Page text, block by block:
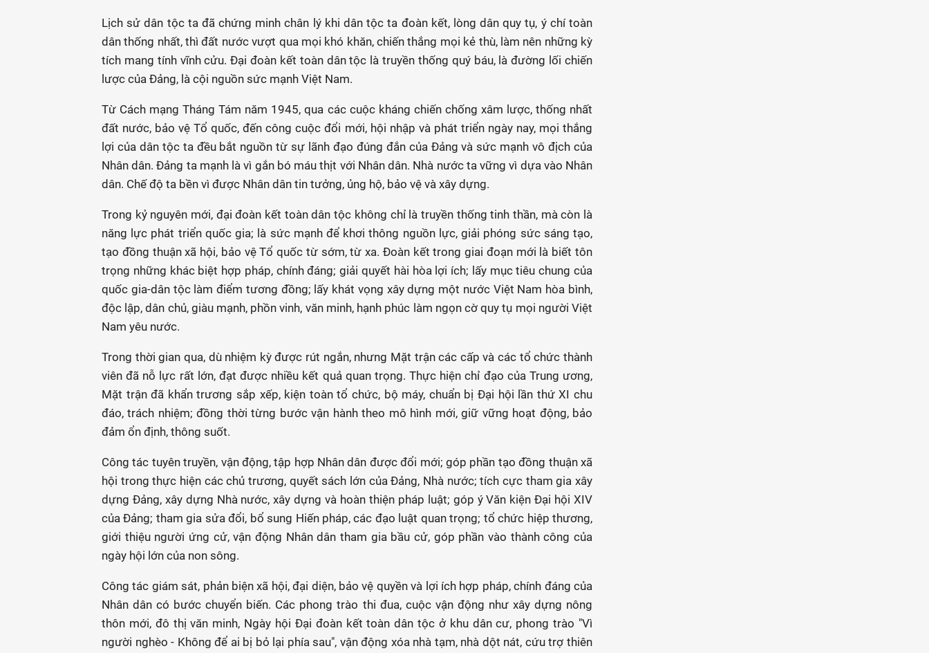
Lịch sử dân tộc ta đã chứng minh chân lý khi dân tộc ta đoàn kết, lòng dân quy tụ, ý chí toàn
dân thống nhất, thì đất nước vượt qua mọi khó khăn, chiến thắng mọi kẻ thù, làm nên những kỳ
tích mang tính vĩnh cửu. Đại đoàn kết toàn dân tộc là truyền thống quý báu, là đường lối chiến
lược của Đảng, là cội nguồn sức mạnh Việt Nam.
Từ Cách mạng Tháng Tám năm 1945, qua các cuộc kháng chiến chống xâm lược, thống nhất
đất nước, bảo vệ Tổ quốc, đến công cuộc đổi mới, hội nhập và phát triển ngày nay, mọi thắng
lợi của dân tộc ta đều bắt nguồn từ sự lãnh đạo đúng đắn của Đảng và sức mạnh vô địch của
Nhân dân. Đảng ta mạnh là vì gắn bó máu thịt với Nhân dân. Nhà nước ta vững vì dựa vào Nhân
dân. Chế độ ta bền vì được Nhân dân tin tưởng, ủng hộ, bảo vệ và xây dựng.
Trong kỷ nguyên mới, đại đoàn kết toàn dân tộc không chỉ là truyền thống tinh thần, mà còn là
năng lực phát triển quốc gia; là sức mạnh để khơi thông nguồn lực, giải phóng sức sáng tạo,
tạo đồng thuận xã hội, bảo vệ Tổ quốc từ sớm, từ xa. Đoàn kết trong giai đoạn mới là biết tôn
trọng những khác biệt hợp pháp, chính đáng; giải quyết hài hòa lợi ích; lấy mục tiêu chung của
quốc gia-dân tộc làm điểm tương đồng; lấy khát vọng xây dựng một nước Việt Nam hòa bình,
độc lập, dân chủ, giàu mạnh, phồn vinh, văn minh, hạnh phúc làm ngọn cờ quy tụ mọi người Việt
Nam yêu nước.
Trong thời gian qua, dù nhiệm kỳ được rút ngắn, nhưng Mặt trận các cấp và các tổ chức thành
viên đã nỗ lực rất lớn, đạt được nhiều kết quả quan trọng. Thực hiện chỉ đạo của Trung ương,
Mặt trận đã khẩn trương sắp xếp, kiện toàn tổ chức, bộ máy, chuẩn bị Đại hội lần thứ XI chu
đáo, trách nhiệm; đồng thời từng bước vận hành theo mô hình mới, giữ vững hoạt động, bảo
đảm ổn định, thông suốt.
Công tác tuyên truyền, vận động, tập hợp Nhân dân được đổi mới; góp phần tạo đồng thuận xã
hội trong thực hiện các chủ trương, quyết sách lớn của Đảng, Nhà nước; tích cực tham gia xây
dựng Đảng, xây dựng Nhà nước, xây dựng và hoàn thiện pháp luật; góp ý Văn kiện Đại hội XIV
của Đảng; tham gia sửa đổi, bổ sung Hiến pháp, các đạo luật quan trọng; tổ chức hiệp thương,
giới thiệu người ứng cử, vận động Nhân dân tham gia bầu cử, góp phần vào thành công của
ngày hội lớn của non sông.
Công tác giám sát, phản biện xã hội, đại diện, bảo vệ quyền và lợi ích hợp pháp, chính đáng của
Nhân dân có bước chuyển biến. Các phong trào thi đua, cuộc vận động như xây dựng nông
thôn mới, đô thị văn minh, Ngày hội Đại đoàn kết toàn dân tộc ở khu dân cư, phong trào "Vì
người nghèo - Không để ai bị bỏ lại phía sau", vận động xóa nhà tạm, nhà dột nát, cứu trợ thiên